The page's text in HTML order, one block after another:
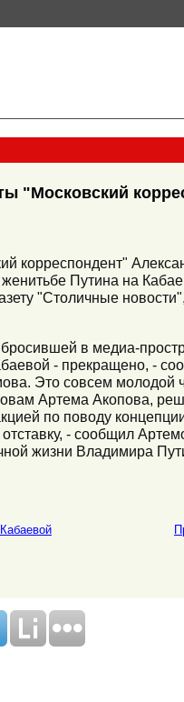
"Московский
корреспондент"
Путина на
"Столичные
в медиа-
- прекращено, -
Это совсем молодой
Артема Акопова,
по поводу
- сообщил
жизни Владимира